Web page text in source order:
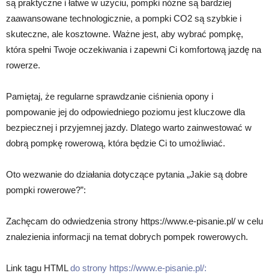
są praktyczne i łatwe w użyciu, pompki nóżne są bardziej
zaawansowane technologicznie, a pompki CO2 są szybkie i
skuteczne, ale kosztowne. Ważne jest, aby wybrać pompkę,
która spełni Twoje oczekiwania i zapewni Ci komfortową jazdę na
rowerze.
Pamiętaj, że regularne sprawdzanie ciśnienia opony i
pompowanie jej do odpowiedniego poziomu jest kluczowe dla
bezpiecznej i przyjemnej jazdy. Dlatego warto zainwestować w
dobrą pompkę rowerową, która będzie Ci to umożliwiać.
Oto wezwanie do działania dotyczące pytania „Jakie są dobre
pompki rowerowe?”:
Zachęcam do odwiedzenia strony https://www.e-pisanie.pl/ w celu
znalezienia informacji na temat dobrych pompek rowerowych.
Link tagu HTMLdo strony https://www.e-pisanie.pl/: